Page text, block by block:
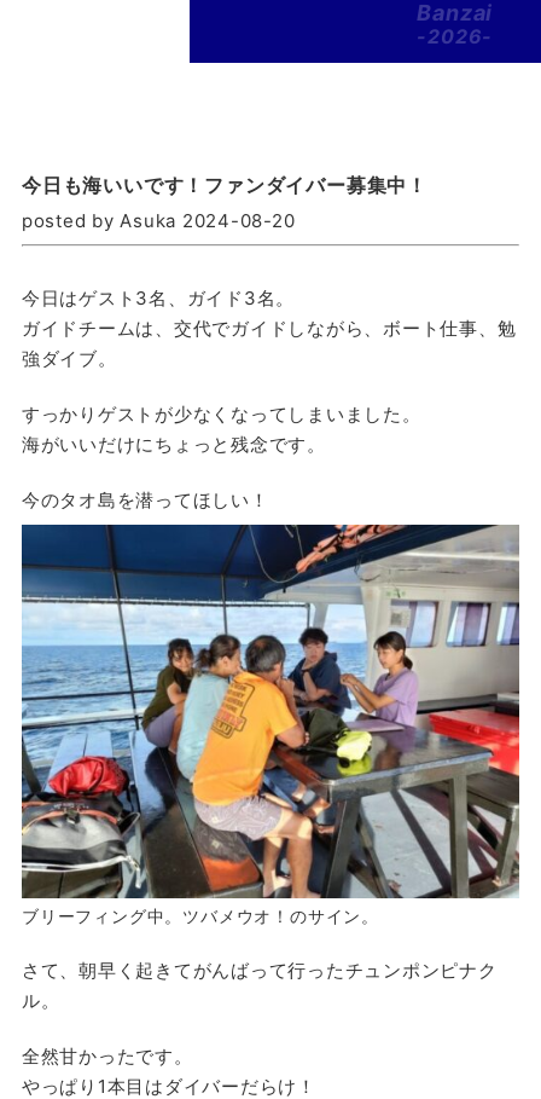
Banzai
-2026-
今日も海いいです！ファンダイバー募集中！
posted by Asuka 2024-08-20
今日はゲスト3名、ガイド3名。
ガイドチームは、交代でガイドしながら、ボート仕事、勉
強ダイブ。
すっかりゲストが少なくなってしまいました。
海がいいだけにちょっと残念です。
今のタオ島を潜ってほしい！
ブリーフィング中。ツバメウオ！のサイン。
さて、朝早く起きてがんばって行ったチュンポンピナク
ル。
全然甘かったです。
やっぱり1本目はダイバーだらけ！